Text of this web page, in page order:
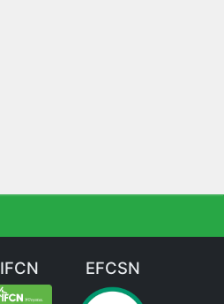
IFCN EFCSN